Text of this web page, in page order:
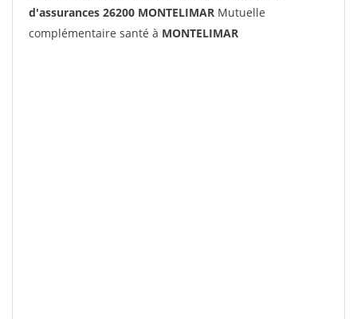
d'assurances 26200 MONTELIMAR Mutuelle
complémentaire santé à MONTELIMAR